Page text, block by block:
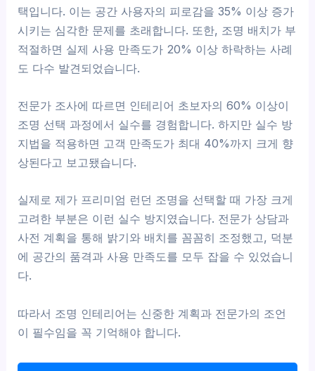
택입니다. 이는 공간 사용자의 피로감을 35% 이상 증가
시키는 심각한 문제를 초래합니다. 또한, 조명 배치가 부
적절하면 실제 사용 만족도가 20% 이상 하락하는 사례
도 다수 발견되었습니다.
전문가 조사에 따르면 인테리어 초보자의 60% 이상이
조명 선택 과정에서 실수를 경험합니다. 하지만 실수 방
지법을 적용하면 고객 만족도가 최대 40%까지 크게 향
상된다고 보고됐습니다.
실제로 제가 프리미엄 런던 조명을 선택할 때 가장 크게
고려한 부분은 이런 실수 방지였습니다. 전문가 상담과
사전 계획을 통해 밝기와 배치를 꼼꼼히 조정했고, 덕분
에 공간의 품격과 사용 만족도를 모두 잡을 수 있었습니
다.
따라서 조명 인테리어는 신중한 계획과 전문가의 조언
이 필수임을 꼭 기억해야 합니다.